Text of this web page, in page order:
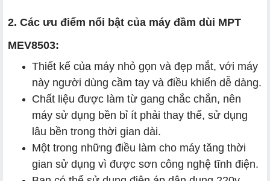
2. Các ưu điểm nổi bật của máy đầm dùi MPT
MEV8503:
Thiết kế của máy nhỏ gọn và đẹp mắt, với máy
này người dùng cầm tay và điều khiển dễ dàng.
Chất liệu được làm từ gang chắc chắn, nên
máy sử dụng bền bỉ ít phải thay thế, sử dụng
lâu bền trong thời gian dài.
Một trong những điều làm cho máy tăng thời
gian sử dụng vì được sơn công nghệ tĩnh điện.